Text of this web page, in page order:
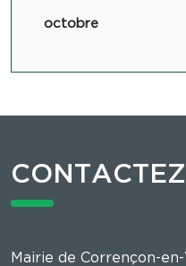
octobre
Mairie de Corrençon-